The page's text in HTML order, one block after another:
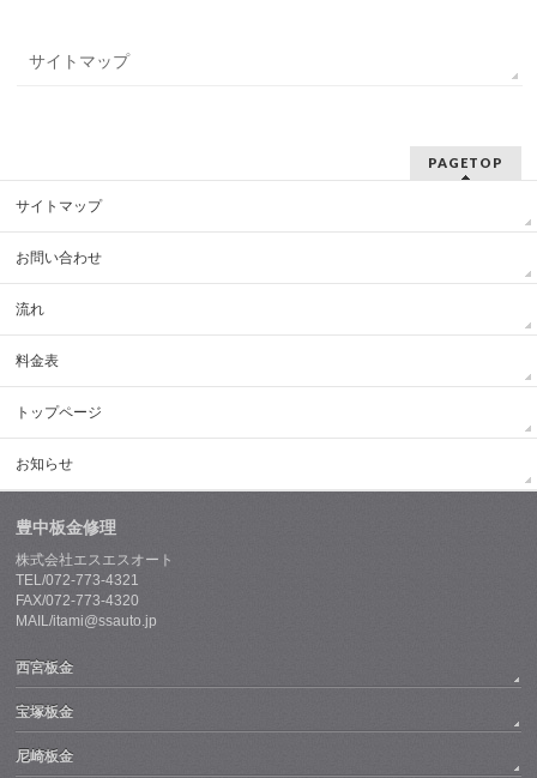
サイトマップ
PAGETOP
サイトマップ
お問い合わせ
流れ
料金表
トップページ
お知らせ
豊中板金修理
株式会社エスエスオート
TEL/072-773-4321
FAX/072-773-4320
MAIL/itami@ssauto.jp
西宮板金
宝塚板金
尼崎板金